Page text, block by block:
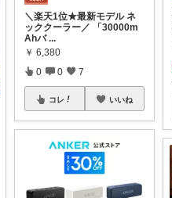
＼楽天1位★最新モデル ネ
ッククーラー／ 「30000m
Ahバ ...
￥ 6,380
0 0 7
コレ いいね